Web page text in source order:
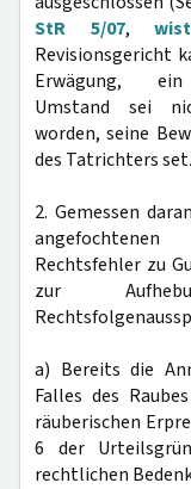
StR 5/07,
Revisionsgericht
Erwägung, ein
Umstand sei
worden, seine
des Tatrichters
2. Gemessen
Rechtsfehler zu
zur
a) Bereits die
Falles des
räuberischen
6 der
rechtlichen